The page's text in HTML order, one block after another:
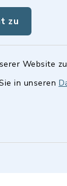
zu
Website
in unseren
Stein